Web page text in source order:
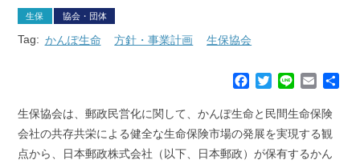
生保 協会・団体
Tag: かんぽ生命 方針・事業計画 生保協会
c
e
o
T
i
t
t
e
n
e
E
a
i
生保協会は、郵政民営化に関して、かんぽ生命と民間生命保険
会社の共存共栄による健全な生命保険市場の発展を実現する観
点から、日本郵政株式会社（以下、日本郵政）が保有するかん